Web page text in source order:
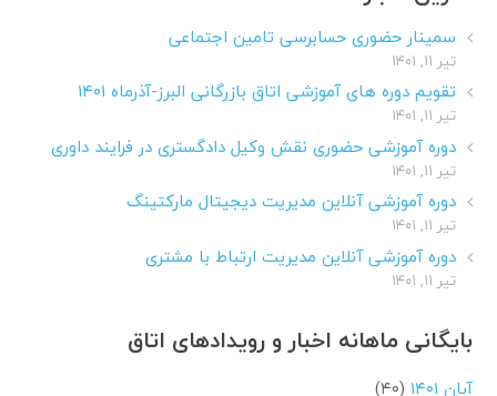
سمینار حضوری حسابرسی تامین اجتماعی
تیر ۱۱, ۱۴۰۱
تقویم دوره های آموزشی اتاق بازرگانی البرز-آذرماه ۱۴۰۱
تیر ۱۱, ۱۴۰۱
دوره آموزشی حضوری نقش وکیل دادگستری در فرایند داوری
تیر ۱۱, ۱۴۰۱
دوره آموزشی آنلاین مدیریت دیجیتال مارکتینگ
تیر ۱۱, ۱۴۰۱
دوره آموزشی آنلاین مدیریت ارتباط با مشتری
تیر ۱۱, ۱۴۰۱
بایگانی ماهانه اخبار و رویدادهای اتاق
آبان ۱۴۰۱
(۴۰)